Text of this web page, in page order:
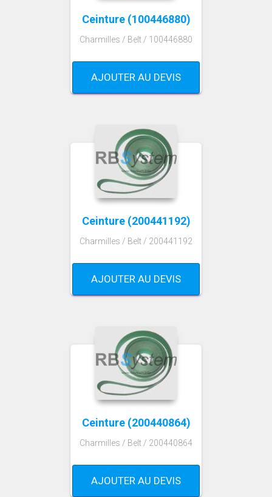
Ceinture (100446880)
Charmilles / Belt / 100446880
AJOUTER AU DEVIS
Ceinture (200441192)
Charmilles / Belt / 200441192
AJOUTER AU DEVIS
Ceinture (200440864)
Charmilles / Belt / 200440864
AJOUTER AU DEVIS